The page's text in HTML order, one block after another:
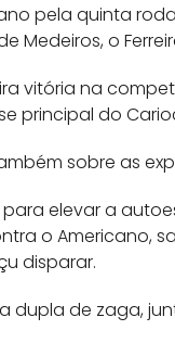
pela quinta
Medeiros, o
vitória na
principal do
sobre as
elevar a
o Americano,
disparar.
dupla de zaga,